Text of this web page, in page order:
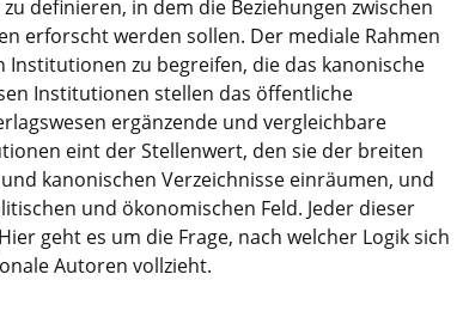
definieren, in dem die Beziehungen zwischen
erforscht werden sollen. Der mediale Rahmen
zu begreifen, die das kanonische
Institutionen stellen das öffentliche
ergänzende und vergleichbare
eint der Stellenwert, den sie der breiten
kanonischen Verzeichnisse einräumen, und
und ökonomischen Feld. Jeder dieser
geht es um die Frage, nach welcher Logik sich
Autoren vollzieht.